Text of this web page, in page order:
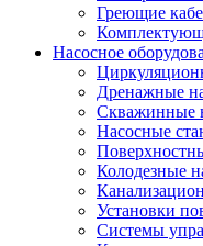
Греющие
Насосное
Дренажные
Скважинные
Насосные
Колодезные
Установки
Системы